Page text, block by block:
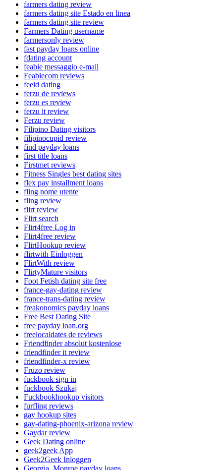
farmers dating review
farmers dating site Estado en linea
farmers dating site review
Farmers Dating username
farmersonly review
fast payday loans online
fdating account
feabie messaggio e-mail
Feabiecom reviews
feeld dating
ferzu de reviews
ferzu es review
ferzu it review
Ferzu review
Filipino Dating visitors
filipinocupid review
find payday loans
first title loans
Firstmet reviews
Fitness Singles best dating sites
flex pay installment loans
fling nome utente
fling review
flirt review
Flirt search
Flirt4free Log in
Flirt4free review
FlirtHookup review
flirtwith Einloggen
FlirtWith review
FlirtyMature visitors
Foot Fetish dating site free
france-gay-dating review
france-trans-dating review
freakonomics payday loans
Free Best Dating Site
free payday loan.org
freelocaldates de reviews
Friendfinder absolut kostenlose
friendfinder it review
friendfinder-x review
Fruzo review
fuckbook sign in
fuckbook Szukaj
Fuckbookhookup visitors
furfling reviews
gay hookup sites
gay-dating-phoenix-arizona review
Gaydar review
Geek Dating online
geek2geek App
Geek2Geek Inloggen
Georgia_Monroe payday loans